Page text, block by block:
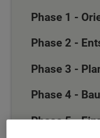
Phase 1 -
Phase 2 -
Phase 3 -
Phase 4 -
Phase 5 -